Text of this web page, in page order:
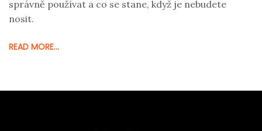
správně používat a co se stane, když je nebudete
nosit.
READ MORE...